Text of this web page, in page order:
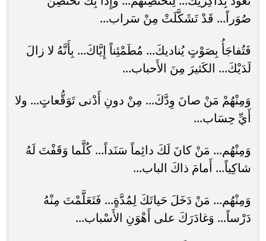
صُوَراً... قَدْ تَشَكَّلَتْ مِنْ سَراب...
فَتُفاجَأُ بِصَوْتٍ يُناديكَ... مُطَمْئِناً إِيَّاكَ... بِأَنَّهُ لا زالَ
لَدَيْكَ... الكَثيرَ مِنَ الأَحباب...
وَمِنْهُمْ مَنْ صانَ وِدَّكَ... مِنْ دونِ أَدْنى تَوَقُّعاتٍ... ولا
أَيِّ حِسَاب...
وَمِنْهُم... مَنْ كانَ لَكَ دائِماً سَنَداً... كُلَّما وَقَفْتَ لَهُ
شاكِياً... أَمامَ ذاكَ الباب...
وَمِنْهُم... مَنْ دَخَلَ حَياتَكَ لِمُدَّةٍ... فَتَعَلَّمْتَ مِنْهُ
دَرْساً... وَغادَرَكَ على أَهْوَنِ الأَسْباب...